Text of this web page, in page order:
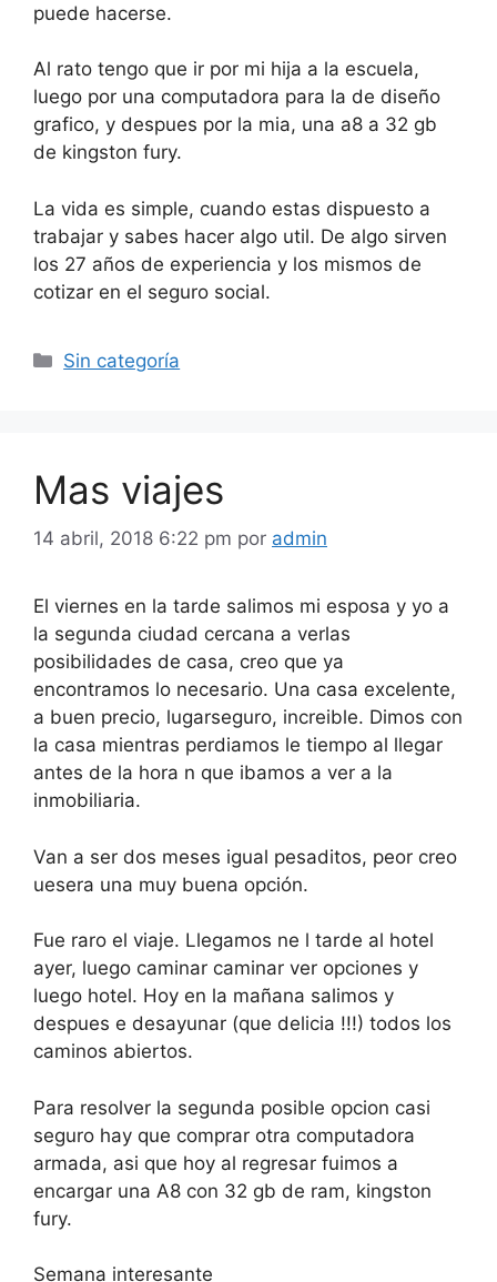
puede hacerse.
Al rato tengo que ir por mi hija a la escuela,
luego por una computadora para la de diseño
grafico, y despues por la mia, una a8 a 32 gb
de kingston fury.
La vida es simple, cuando estas dispuesto a
trabajar y sabes hacer algo util. De algo sirven
los 27 años de experiencia y los mismos de
cotizar en el seguro social.
Categorías
Sin categoría
Mas viajes
14 abril, 2018 6:22 pm por admin
El viernes en la tarde salimos mi esposa y yo a
la segunda ciudad cercana a verlas
posibilidades de casa, creo que ya
encontramos lo necesario. Una casa excelente,
a buen precio, lugarseguro, increible. Dimos con
la casa mientras perdiamos le tiempo al llegar
antes de la hora n que ibamos a ver a la
inmobiliaria.
Van a ser dos meses igual pesaditos, peor creo
uesera una muy buena opción.
Fue raro el viaje. Llegamos ne l tarde al hotel
ayer, luego caminar caminar ver opciones y
luego hotel. Hoy en la mañana salimos y
despues e desayunar (que delicia !!!) todos los
caminos abiertos.
Para resolver la segunda posible opcion casi
seguro hay que comprar otra computadora
armada, asi que hoy al regresar fuimos a
encargar una A8 con 32 gb de ram, kingston
fury.
Semana interesante